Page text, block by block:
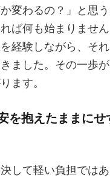
か変わるの？」と思
ば何も始まりませ
経験しながら、そ
ました。その一歩
ます。
を抱えたままに
して軽い負担では